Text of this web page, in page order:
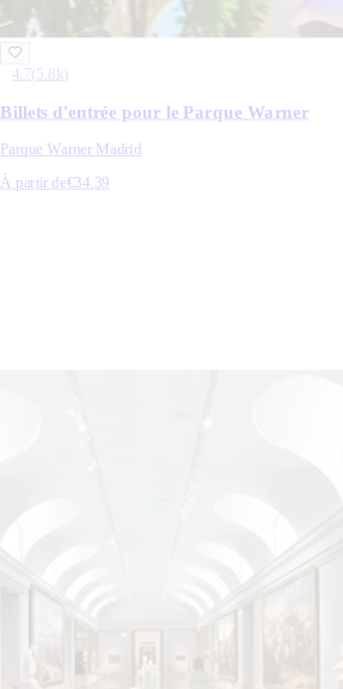
4.7( 5.8k )
Billets d'entrée pour le Parque Warner
Parque Warner Madrid
À partir de€34.39